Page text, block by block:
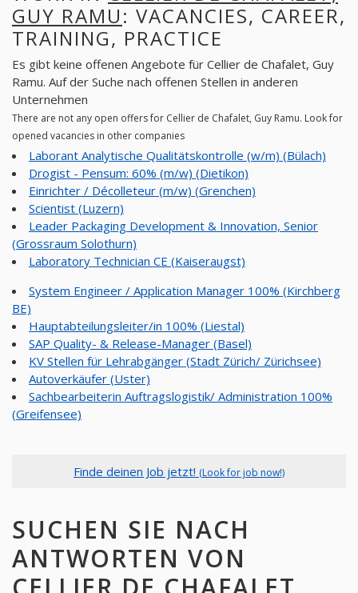
GUY RAMU: VACANCIES, CAREER,
TRAINING, PRACTICE
Es gibt keine offenen Angebote für Cellier de Chafalet, Guy
Ramu. Auf der Suche nach offenen Stellen in anderen
Unternehmen
There are not any open offers for Cellier de Chafalet, Guy Ramu. Look for
opened vacancies in other companies
Laborant Analytische Qualitätskontrolle (w/m) (Bülach)
Drogist - Pensum: 60% (m/w) (Dietikon)
Einrichter / Décolleteur (m/w) (Grenchen)
Scientist (Luzern)
Leader Packaging Development & Innovation, Senior
(Grossraum Solothurn)
Laboratory Technician CE (Kaiseraugst)
System Engineer / Application Manager 100% (Kirchberg
BE)
Hauptabteilungsleiter/in 100% (Liestal)
SAP Quality- & Release-Manager (Basel)
KV Stellen für Lehrabgänger (Stadt Zürich/ Zürichsee)
Autoverkäufer (Uster)
Sachbearbeiterin Auftragslogistik/ Administration 100%
(Greifensee)
Finde deinen Job jetzt! (Look for job now!)
SUCHEN SIE NACH
ANTWORTEN VON